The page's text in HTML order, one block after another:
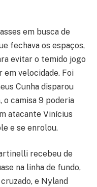
em busca de
fechava os espaços,
evitar o temido jogo
em velocidade. Foi
Cunha disparou
o camisa 9 poderia
atacante Vinícius
e se enrolou.
recebeu de
na linha de fundo,
e Nyland